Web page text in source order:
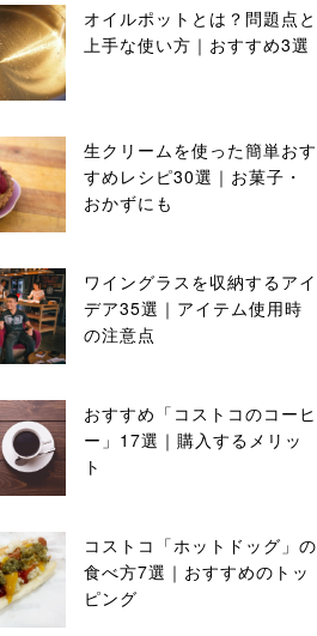
オイルポットとは？問題点と
上手な使い方｜おすすめ3選
生クリームを使った簡単おす
すめレシピ30選｜お菓子・
おかずにも
ワイングラスを収納するアイ
デア35選｜アイテム使用時
の注意点
おすすめ「コストコのコーヒ
ー」17選｜購入するメリッ
ト
コストコ「ホットドッグ」の
食べ方7選｜おすすめのトッ
ピング